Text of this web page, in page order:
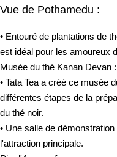
Vue de Pothamedu :
• Entouré de plantations de
est idéal pour les amoureux
Musée du thé Kanan Devan :
• Tata Tea a créé ce musée
différentes étapes de la
du thé noir.
• Une salle de
l'attraction principale.